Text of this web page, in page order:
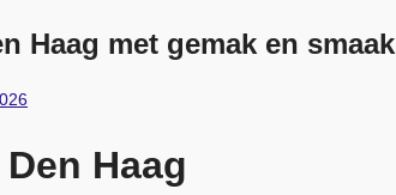
Haag met gemak en smaak
Haag